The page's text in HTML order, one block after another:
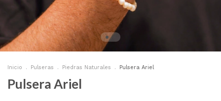
Inicio . Pulseras . Piedras Naturales . Pulsera Ariel
Pulsera Ariel